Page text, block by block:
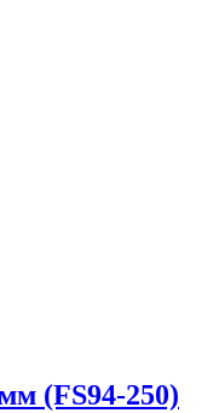
(FS94-250)